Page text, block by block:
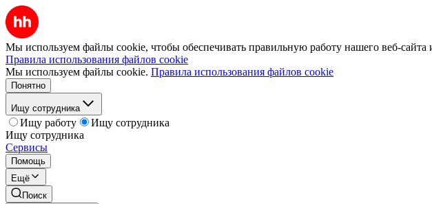
Мы используем файлы cookie, чтобы обеспечивать правильную работу нашего веб-сайта
Правила использования файлов cookie
Мы используем файлы cookie. Правила использования файлов cookie
Понятно
Ищу сотрудника
Ищу работу
Ищу сотрудника
Ищу сотрудника
Сервисы
Помощь
Ещё
Поиск